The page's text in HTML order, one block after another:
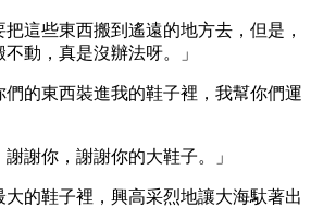
這些東西搬到遙遠的地方去，但是，
動，真是沒辦法呀。」
的東西裝進我的鞋子裡，我幫你們運
謝謝你，謝謝你的大鞋子。」
大的鞋子裡，興高采烈地讓大海馱著出